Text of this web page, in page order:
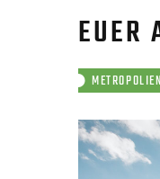
EUER
METROPOLIEN